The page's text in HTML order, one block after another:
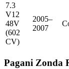
7.3
V12
48V
(602
CV)
2005–
2007
Pagani Zonda